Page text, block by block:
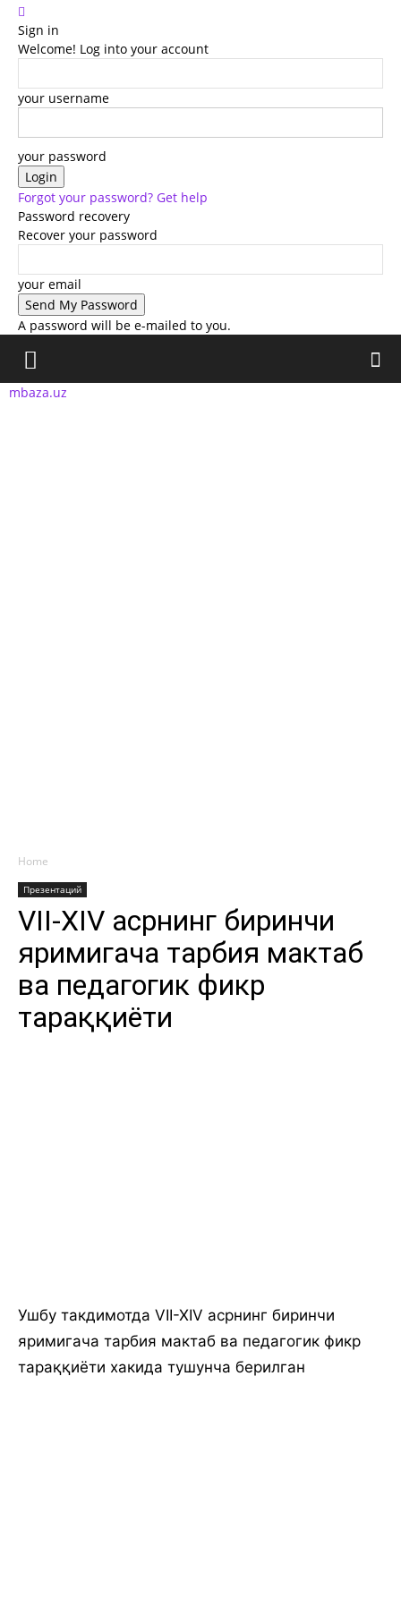
Sign in
Welcome! Log into your account
your username
your password
Forgot your password? Get help
Password recovery
Recover your password
your email
A password will be e-mailed to you.
mbaza.uz
Home
Презентаций
VII-XIV асрнинг биринчи
яримигача тарбия мактаб
ва педагогик фикр
тараққиёти
Ушбу такдимотда VII-XIV асрнинг биринчи
яримигача тарбия мактаб ва педагогик фикр
тараққиёти хакида тушунча берилган